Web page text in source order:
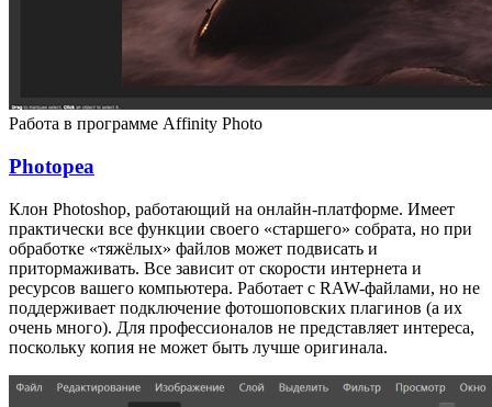
Работа в программе Affinity Photo
Photopea
Клон Photoshop, работающий на онлайн-платформе. Имеет
практически все функции своего «старшего» собрата, но при
обработке «тяжёлых» файлов может подвисать и
притормаживать. Все зависит от скорости интернета и
ресурсов вашего компьютера. Работает с RAW-файлами, но не
поддерживает подключение фотошоповских плагинов (а их
очень много). Для профессионалов не представляет интереса,
поскольку копия не может быть лучше оригинала.